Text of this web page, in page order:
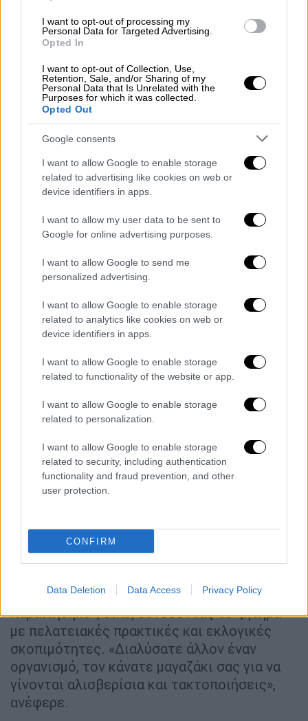
I want to opt-out of processing my
Personal Data for Targeted Advertising.
Opted In
I want to opt-out of Collection, Use,
Retention, Sale, and/or Sharing of my
Personal Data that Is Unrelated with the
Purposes for which it was collected.
Opted Out
Google consents
I want to allow Google to enable storage
related to advertising like cookies on web or
device identifiers in apps.
I want to allow my user data to be sent to
Google for online advertising purposes.
I want to allow Google to send me
personalized advertising.
I want to allow Google to enable storage
related to analytics like cookies on web or
device identifiers in apps.
I want to allow Google to enable storage
related to functionality of the website or app.
I want to allow Google to enable storage
related to personalization.
I want to allow Google to enable storage
related to security, including authentication
functionality and fraud prevention, and other
user protection.
CONFIRM
Data Deletion Data Access Privacy Policy
παρεμβάσεων στο έργο του», ενώ
υπενθύμισε ότι λίγες ημέρες μετά την
απομάκρυνσή του «ορίστηκε σύμβουλος του
Πρωθυπουργού με καθήκοντα για τον
πρωτογενή τομέα και τη διαχείριση του
φυσικού περιβάλλοντος».
«Ούτε τότε δεν ενημέρωσε τον κ.
πρωθυπουργός;» διερωτήθηκε,
επισημαίνοντας με ειρωνικό τόνο: «Το
δύο, Βορίδης και Βάρρας, υπηρετούσαν μαζί
στο Μαξίμου».
Το αμίλητο νερό έχετε πιει στο Μαξίμου
πρόσθεσε χαρακτηριστικά, ενώ αναφέρθηκε
και στον Λευτέρη Αυγενάκη, σημειώνοντας
ότι «διατυμπάνιζε ότι “με δυο απλές
κινήσεις πήρε πάνω του ένα πρόβλημα που
είχε προκύψει στον ΟΠΕΚΕΠΕ και έδωσε
λύση προκειμένου να μη χαθούν χρήματα από
Ο Σ. Φάμελλος επανέλαβε την
κατηγορία
του ΣΥΡΙΖΑ-ΠΣ ότι η κυβέρνηση
«καταχράστηκε τα λεφτά των Ελλήνων
αγροτών για να τα δώσει στα δικά της παιδιά
και να εξασφαλίσει ψηφαλάκια» και
σκάνδαλο του ΟΠΕΚΕΠΕ, έγινε μπλε ο
χάρτης κυρίες και κύριοι της ΝΔ!».
Μαυρογιαλούρου– τουλάχιστον αυτός
παραιτήθηκε», είπε, συνδέοντας το ζήτημα
με πελατειακές πρακτικές και εκλογικές
σκοπιμότητες. «Διαλύσατε άλλον έναν
οργανισμό, τον κάνατε μαγαζάκι σας για να
γίνονται αλισβερίσια και τακτοποιήσεις»,
ανέφερε.